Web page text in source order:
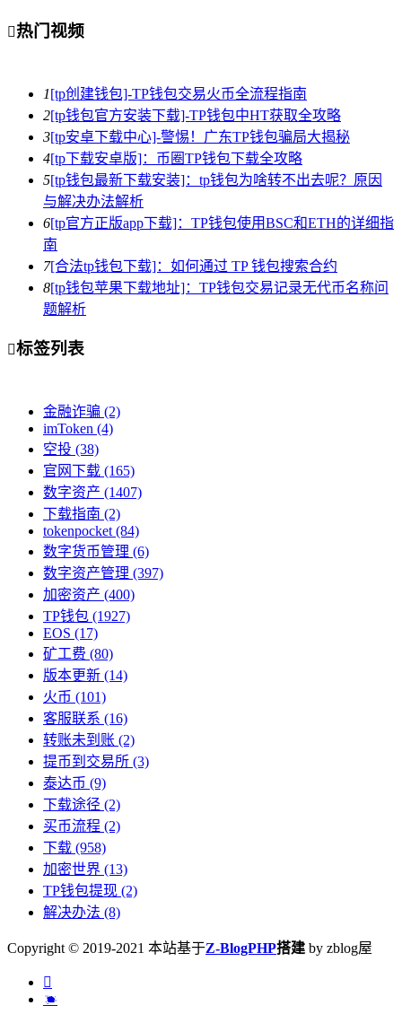
热门视频
1[tp创建钱包]-TP钱包交易火币全流程指南
2[tp钱包官方安装下载]-TP钱包中HT获取全攻略
3[tp安卓下载中心]-警惕！广东TP钱包骗局大揭秘
4[tp下载安卓版]：币圈TP钱包下载全攻略
5[tp钱包最新下载安装]：tp钱包为啥转不出去呢？原因
与解决办法解析
6[tp官方正版app下载]：TP钱包使用BSC和ETH的详细指
南
7[合法tp钱包下载]：如何通过 TP 钱包搜索合约
8[tp钱包苹果下载地址]：TP钱包交易记录无代币名称问
题解析
标签列表
金融诈骗 (2)
imToken (4)
空投 (38)
官网下载 (165)
数字资产 (1407)
下载指南 (2)
tokenpocket (84)
数字货币管理 (6)
数字资产管理 (397)
加密资产 (400)
TP钱包 (1927)
EOS (17)
矿工费 (80)
版本更新 (14)
火币 (101)
客服联系 (16)
转账未到账 (2)
提币到交易所 (3)
泰达币 (9)
下载途径 (2)
买币流程 (2)
下载 (958)
加密世界 (13)
TP钱包提现 (2)
解决办法 (8)
Copyright © 2019-2021 本站基于Z-BlogPHP搭建 by zblog屋

